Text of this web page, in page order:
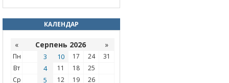
КАЛЕНДАР
« Серпень 2026 »
Пн 3 10 17 24
31
Вт
4 11 18
25
Ср
5 12 19
26